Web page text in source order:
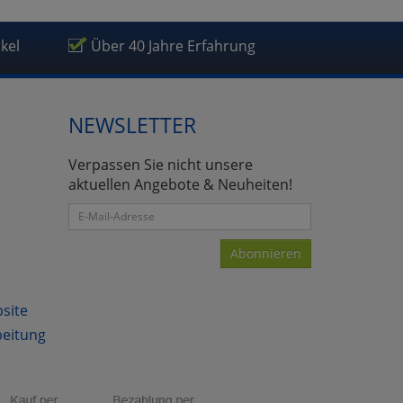
Über 40 Jahre Erfahrung
NEWSLETTER
Verpassen Sie nicht unsere
aktuellen Angebote & Neuheiten!
Abonnieren